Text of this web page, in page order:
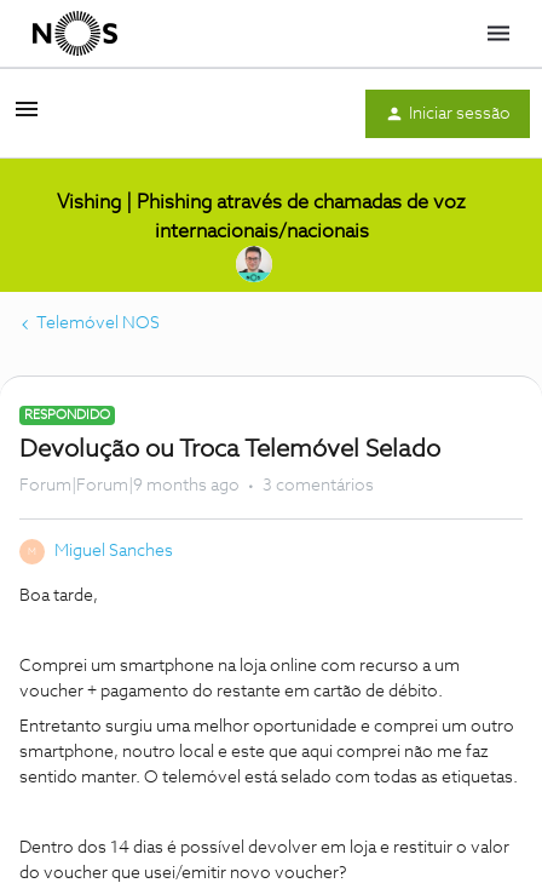
Menu
Iniciar sessão
Vishing | Phishing através de chamadas de voz
internacionais/nacionais
Telemóvel NOS
RESPONDIDO
Devolução ou Troca Telemóvel Selado
Forum|Forum|9 months ago 3 comentários
M Miguel Sanches
Boa tarde,
Comprei um smartphone na loja online com recurso a um
voucher + pagamento do restante em cartão de débito.
Entretanto surgiu uma melhor oportunidade e comprei um outro
smartphone, noutro local e este que aqui comprei não me faz
sentido manter. O telemóvel está selado com todas as etiquetas.
Dentro dos 14 dias é possível devolver em loja e restituir o valor
do voucher que usei/emitir novo voucher?